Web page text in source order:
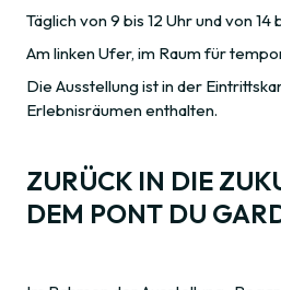
Täglich von 9 bis 12 Uhr und von 14
Am linken Ufer, im Raum für
Die Ausstellung ist in der
Erlebnisräumen enthalten.
ZURÜCK IN DIE
DEM PONT DU